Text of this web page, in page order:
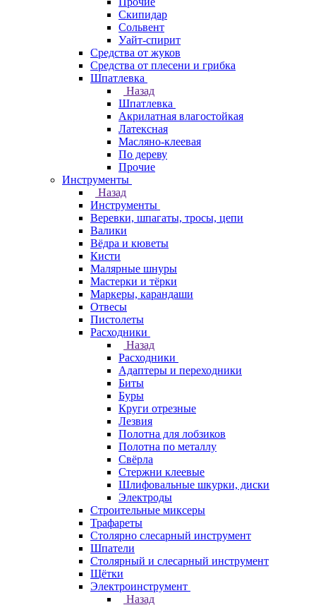
Скипидар
Сольвент
Уайт-спирит
Средства от жуков
Средства от плесени и грибка
Шпатлевка
Назад
Шпатлевка
Акрилатная влагостойкая
Латексная
Масляно-клеевая
По дереву
Прочие
Инструменты
Назад
Инструменты
Веревки, шпагаты, тросы, цепи
Валики
Вёдра и кюветы
Кисти
Малярные шнуры
Мастерки и тёрки
Маркеры, карандаши
Отвесы
Пистолеты
Расходники
Назад
Расходники
Адаптеры и переходники
Биты
Буры
Круги отрезные
Лезвия
Полотна для лобзиков
Полотна по металлу
Свёрла
Стержни клеевые
Шлифовальные шкурки, диски
Электроды
Строительные миксеры
Трафареты
Столярно слесарный инструмент
Шпатели
Столярный и слесарный инструмент
Щётки
Электроинструмент
Назад